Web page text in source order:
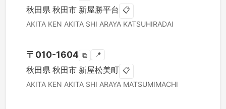
秋田県 秋田市 新屋勝平台 📋
AKITA KEN AKITA SHI ARAYA KATSUHIRADAI
〒 010-1604 ⧉ 📍
秋田県 秋田市 新屋松美町 📋
AKITA KEN AKITA SHI ARAYA MATSUMIMACHI